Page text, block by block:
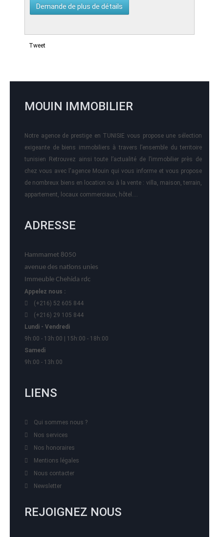
Tweet
MOUIN IMMOBILIER
Notre agence de prestige en TUNISIE vous propose une sélection
exigeante de biens immobiliers à travers l’ensemble du territoire
tunisien Retrouvez ainsi toute l’actualité de l’immobilier près de
chez vous avec l'agence Mouin qui vous informe et vous propose
de nombreux biens en location ou à la vente : villa, maison, terrain,
appartement, locaux commerciaux, hôtel….
ADRESSE
Hammamet 8050
avenue des nations unies
Immeuble Chehida rdc
Appelez nous :
(+216) 52 605 844
(+216) 29 105 844
Lundi - Vendredi
9h:00 - 13h:00 | 15h:00 - 18h:00
Samedi
9h:00 - 13h:00
LIENS
Qui sommes nous ?
Nos services
Nos honoraires
Mentions légales
Nous contacter
Newsletter
REJOIGNEZ NOUS